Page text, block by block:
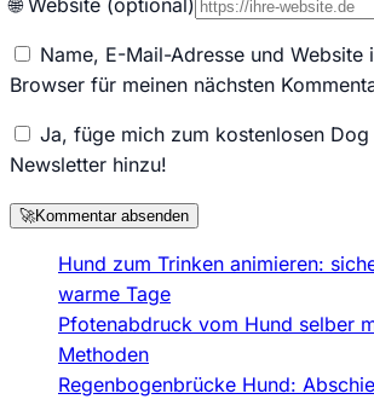
🌐 Website (optional)
Name, E-Mail-Adresse und Website
Browser für meinen nächsten
Ja, füge mich zum kostenlosen Dog
Newsletter hinzu!
🚀Kommentar absenden
Hund zum Trinken animieren:
warme Tage
Pfotenabdruck vom Hund selber
Methoden
Regenbogenbrücke Hund: